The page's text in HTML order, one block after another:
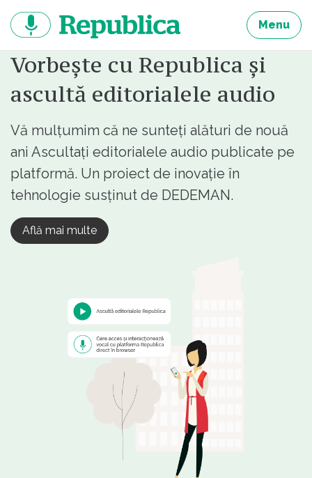
continut
Menu
Vorbește cu Republica și
ascultă editorialele audio
Vă mulțumim că ne sunteți alături de nouă
ani Ascultați editorialele audio publicate pe
platformă. Un proiect de inovație în
tehnologie susținut de DEDEMAN.
Află mai multe